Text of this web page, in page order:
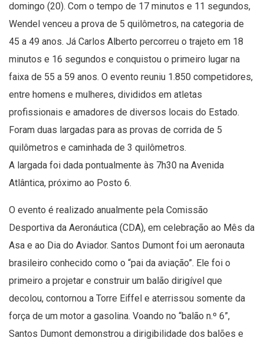
domingo (20). Com o tempo de 17 minutos e 11 segundos,
Wendel venceu a prova de 5 quilômetros, na categoria de
45 a 49 anos. Já Carlos Alberto percorreu o trajeto em 18
minutos e 16 segundos e conquistou o primeiro lugar na
faixa de 55 a 59 anos. O evento reuniu 1.850 competidores,
entre homens e mulheres, divididos em atletas
profissionais e amadores de diversos locais do Estado.
Foram duas largadas para as provas de corrida de 5
quilômetros e caminhada de 3 quilômetros.
A largada foi dada pontualmente às 7h30 na Avenida
Atlântica, próximo ao Posto 6.
O evento é realizado anualmente pela Comissão
Desportiva da Aeronáutica (CDA), em celebração ao Mês da
Asa e ao Dia do Aviador. Santos Dumont foi um aeronauta
brasileiro conhecido como o “pai da aviação”. Ele foi o
primeiro a projetar e construir um balão dirigível que
decolou, contornou a Torre Eiffel e aterrissou somente da
força de um motor a gasolina. Voando no “balão n.º 6”,
Santos Dumont demonstrou a dirigibilidade dos balões e